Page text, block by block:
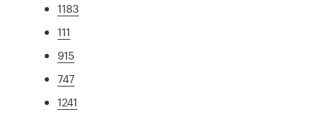
1183
111
915
747
1241